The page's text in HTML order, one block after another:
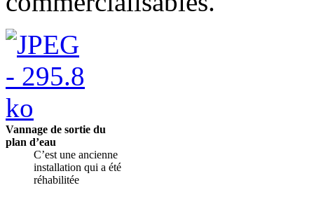
Vannage de sortie du
plan d’eau
C’est une ancienne
installation qui a été
réhabilitée